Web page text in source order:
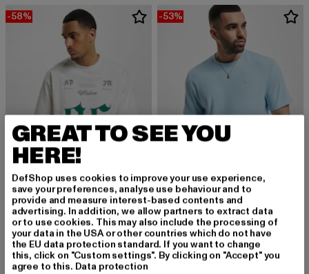
-58%
SIXTH JUNE
Vintage
16,80 EUR
Derzeitiger Preis: 16,80 EUR
39,99 EURAktionspreis: 39,99 EUR
-53%
SIXTH JUNE
New Plisse
14,10 EUR
Derzeitiger Preis: 14,10 EUR
29,99 EURAktionspreis:
GREAT TO SEE YOU
HERE!
DefShop uses cookies to improve your use experience,
save your preferences, analyse use behaviour and to
provide and measure interest-based contents and
advertising. In addition, we allow partners to extract data
or to use cookies. This may also include the processing of
your data in the USA or other countries which do not have
the EU data protection standard. If you want to change
this, click on "Custom settings". By clicking on "Accept" you
agree to this. Data protection